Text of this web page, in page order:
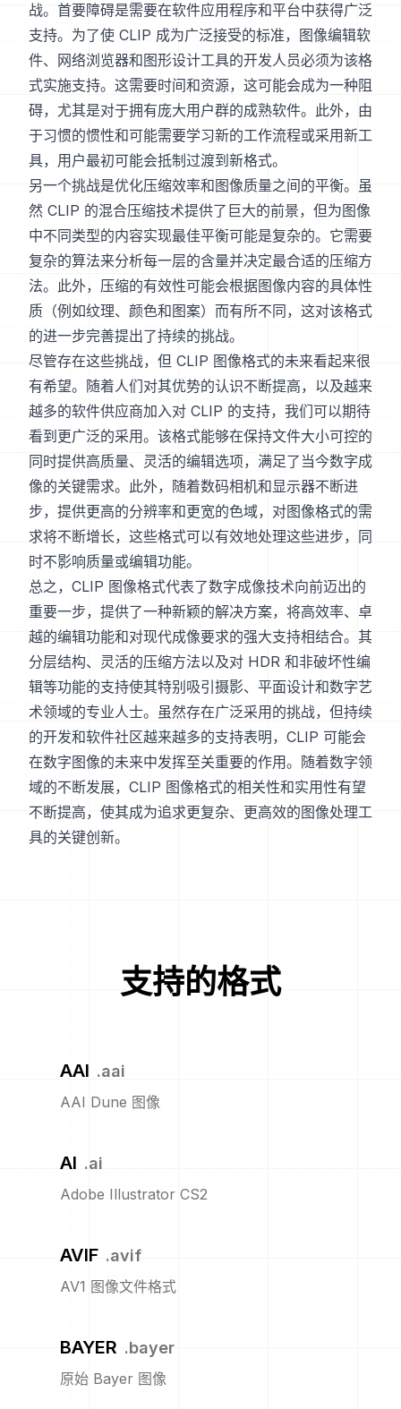
战。首要障碍是需要在软件应用程序和平台中获得广泛
支持。为了使 CLIP 成为广泛接受的标准，图像编辑软
件、网络浏览器和图形设计工具的开发人员必须为该格
式实施支持。这需要时间和资源，这可能会成为一种阻
碍，尤其是对于拥有庞大用户群的成熟软件。此外，由
于习惯的惯性和可能需要学习新的工作流程或采用新工
具，用户最初可能会抵制过渡到新格式。
另一个挑战是优化压缩效率和图像质量之间的平衡。虽
然 CLIP 的混合压缩技术提供了巨大的前景，但为图像
中不同类型的内容实现最佳平衡可能是复杂的。它需要
复杂的算法来分析每一层的含量并决定最合适的压缩方
法。此外，压缩的有效性可能会根据图像内容的具体性
质（例如纹理、颜色和图案）而有所不同，这对该格式
的进一步完善提出了持续的挑战。
尽管存在这些挑战，但 CLIP 图像格式的未来看起来很
有希望。随着人们对其优势的认识不断提高，以及越来
越多的软件供应商加入对 CLIP 的支持，我们可以期待
看到更广泛的采用。该格式能够在保持文件大小可控的
同时提供高质量、灵活的编辑选项，满足了当今数字成
像的关键需求。此外，随着数码相机和显示器不断进
步，提供更高的分辨率和更宽的色域，对图像格式的需
求将不断增长，这些格式可以有效地处理这些进步，同
时不影响质量或编辑功能。
总之，CLIP 图像格式代表了数字成像技术向前迈出的
重要一步，提供了一种新颖的解决方案，将高效率、卓
越的编辑功能和对现代成像要求的强大支持相结合。其
分层结构、灵活的压缩方法以及对 HDR 和非破坏性编
辑等功能的支持使其特别吸引摄影、平面设计和数字艺
术领域的专业人士。虽然存在广泛采用的挑战，但持续
的开发和软件社区越来越多的支持表明，CLIP 可能会
在数字图像的未来中发挥至关重要的作用。随着数字领
域的不断发展，CLIP 图像格式的相关性和实用性有望
不断提高，使其成为追求更复杂、更高效的图像处理工
具的关键创新。
支持的格式
AAI .aai
AAI Dune 图像
AI .ai
Adobe Illustrator CS2
AVIF .avif
AV1 图像文件格式
BAYER .bayer
原始 Bayer 图像